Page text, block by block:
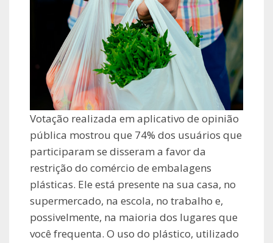
Votação realizada em aplicativo de opinião
pública mostrou que 74% dos usuários que
participaram se disseram a favor da
restrição do comércio de embalagens
plásticas. Ele está presente na sua casa, no
supermercado, na escola, no trabalho e,
possivelmente, na maioria dos lugares que
você frequenta. O uso do plástico, utilizado